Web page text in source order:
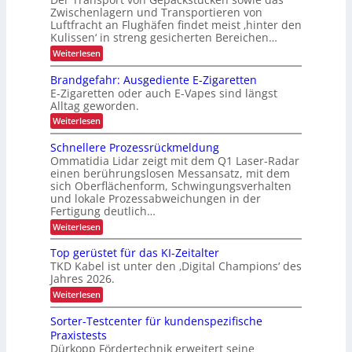
m
i
n
n
e
r
b
e
t
r
i
e
b
l
i
c
h
e
n
L
a
s
t
c
h
L
E
D
-
P
r
o
j
e
k
t
i
o
n
t
t
e
n
m
a
a
g
e
m
e
n
t
-
P
r
ä
s
e
n
z
N
u
t
z
u
n
g
i
n
d
e
r
L
o
g
i
s
t
i
k
Zwischenlagern und Transportieren von
Luftfracht an Flughäfen findet meist ‚hinter den
Kulissen‘ in streng gesicherten Bereichen…
Weiterlesen:
Z
v
e
r
ä
s
i
g
e
r
T
r
a
n
s
p
o
r
t
v
n
F
r
Brandgefahr: Ausgediente E-Zigaretten
E-Zigaretten oder auch E-Vapes sind längst
Alltag geworden.
Weiterlesen:
B
a
n
d
g
e
f
a
h
r
:
A
u
s
g
e
d
i
e
Schnellere Prozessrückmeldung
Ommatidia Lidar zeigt mit dem Q1 Laser-Radar
einen berührungslosen Messansatz, mit dem
sich Oberflächenform, Schwingungsverhalten
und lokale Prozessabweichungen in der
Fertigung deutlich…
Weiterlesen:
S
h
n
e
l
l
r
e
P
Top gerüstet für das KI-Zeitalter
TKD Kabel ist unter den ‚Digital Champions‘ des
Jahres 2026.
Weiterlesen:
T
p
g
e
Sorter-Testcenter für kundenspezifische
Praxistests
Dürkopp Fördertechnik erweitert seine